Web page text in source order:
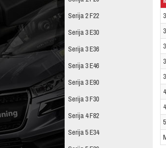
Serija 2 F22
Serija 3 E30
Serija 3 E36
Serija 3 E46
Serija 3 E90
Serija 3 F30
Serija 4 F82
Serija 5 E34